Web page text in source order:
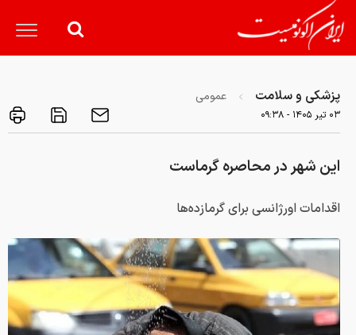
پزشکی و سلامت عمومی
۰۳ تير ۱۴۰۵ - ۰۹:۳۸
این شهر در محاصره گرماست
اقدامات اورژانسی برای گرمازده‌ها